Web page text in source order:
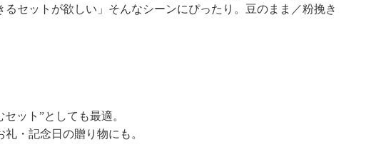
セットが欲しい」そんなシーンにぴったり。豆のまま／粉挽き
ット”としても最適。
・記念日の贈り物にも。